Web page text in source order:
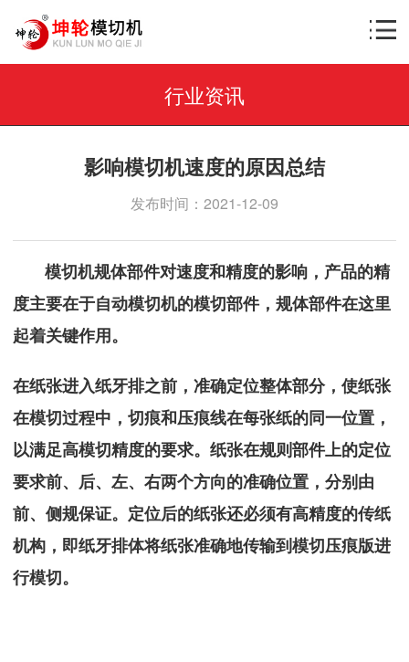
行业资讯
影响模切机速度的原因总结
发布时间：2021-12-09
模切机规体部件对速度和精度的影响，产品的精
度主要在于自动模切机的模切部件，规体部件在这里
起着关键作用。
在纸张进入纸牙排之前，准确定位整体部分，使纸张
在模切过程中，切痕和压痕线在每张纸的同一位置，
以满足高模切精度的要求。纸张在规则部件上的定位
要求前、后、左、右两个方向的准确位置，分别由
前、侧规保证。定位后的纸张还必须有高精度的传纸
机构，即纸牙排体将纸张准确地传输到模切压痕版进
行模切。